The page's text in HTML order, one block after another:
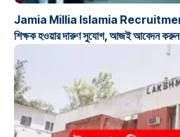
Jamia Millia Islamia Recruitment
শিক্ষক হওয়ার দারুণ সুযোগ, আজই আবেদন